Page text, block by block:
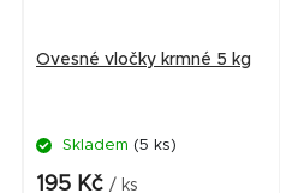
Ovesné vločky krmné 5 kg
Skladem (5 ks)
195 Kč / ks